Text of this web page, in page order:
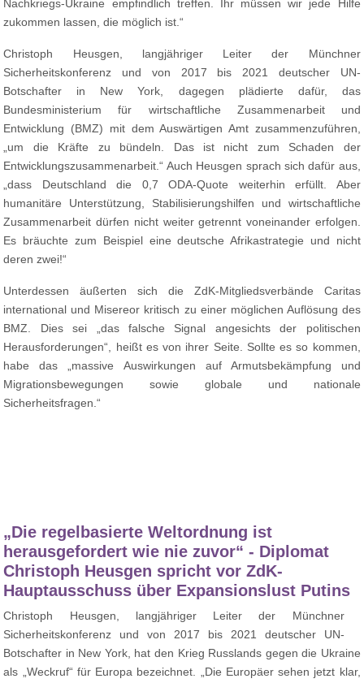
Nachkriegs-Ukraine empfindlich treffen. Ihr müssen wir jede Hilfe
zukommen lassen, die möglich ist.“
Christoph Heusgen, langjähriger Leiter der Münchner
Sicherheitskonferenz und von 2017 bis 2021 deutscher UN-
Botschafter in New York, dagegen plädierte dafür, das
Bundesministerium für wirtschaftliche Zusammenarbeit und
Entwicklung (BMZ) mit dem Auswärtigen Amt zusammenzuführen,
„um die Kräfte zu bündeln. Das ist nicht zum Schaden der
Entwicklungszusammenarbeit.“ Auch Heusgen sprach sich dafür aus,
„dass Deutschland die 0,7 ODA-Quote weiterhin erfüllt. Aber
humanitäre Unterstützung, Stabilisierungshilfen und wirtschaftliche
Zusammenarbeit dürfen nicht weiter getrennt voneinander erfolgen.
Es bräuchte zum Beispiel eine deutsche Afrikastrategie und nicht
deren zwei!“
Unterdessen äußerten sich die ZdK-Mitgliedsverbände Caritas
international und Misereor kritisch zu einer möglichen Auflösung des
BMZ. Dies sei „das falsche Signal angesichts der politischen
Herausforderungen“, heißt es von ihrer Seite. Sollte es so kommen,
habe das „massive Auswirkungen auf Armutsbekämpfung und
Migrationsbewegungen sowie globale und nationale
Sicherheitsfragen.“
„Die regelbasierte Weltordnung ist
herausgefordert wie nie zuvor“ - Diplomat
Christoph Heusgen spricht vor ZdK-
Hauptausschuss über Expansionslust Putins
Christoph Heusgen, langjähriger Leiter der Münchner
Sicherheitskonferenz und von 2017 bis 2021 deutscher UN-
Botschafter in New York, hat den Krieg Russlands gegen die Ukraine
als „Weckruf“ für Europa bezeichnet. „Die Europäer sehen jetzt klar,